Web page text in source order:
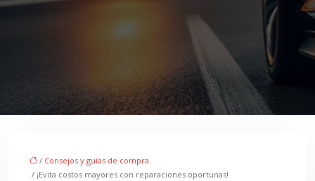
/ Consejos y guías de compra
/ ¡Evita costos mayores con reparaciones oportunas!